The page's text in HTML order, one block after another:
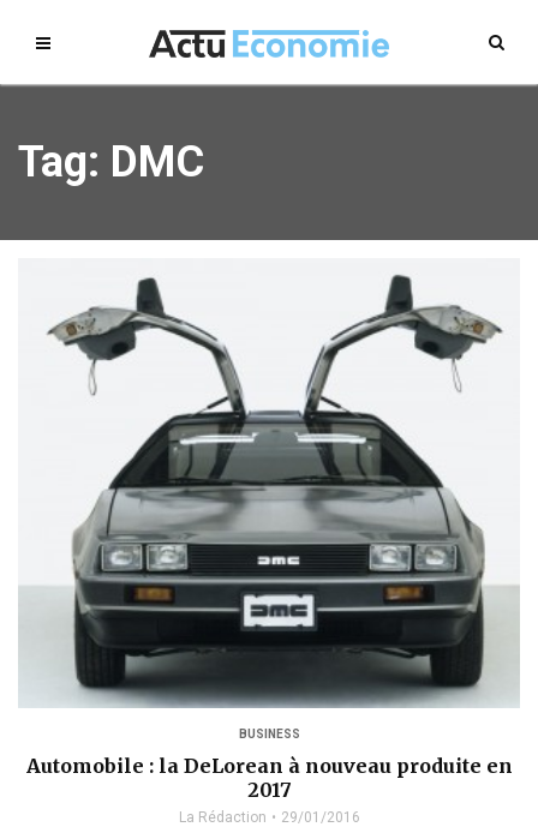
Tag: DMC
BUSINESS
Automobile : la DeLorean à nouveau produite en
2017
La Rédaction 29/01/2016